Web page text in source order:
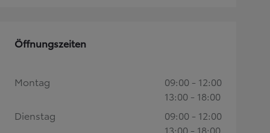
Öffnungszeiten
Montag
09:00 - 12:00
13:00 - 18:00
Dienstag
09:00 - 12:00
13:00 - 18:00